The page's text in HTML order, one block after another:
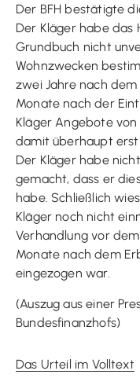
Der BFH bestätigte
Der Kläger habe das
Grundbuch nicht
Wohnzwecken
zwei Jahre nach
Monate nach der
Kläger Angebote
damit überhaupt erst
Der Kläger habe
gemacht, dass er
habe. Schließlich
Kläger noch nicht
Verhandlung vor
Monate nach dem
eingezogen war.
(Auszug aus einer
Bundesfinanzhofs)
Das Urteil im Volltext